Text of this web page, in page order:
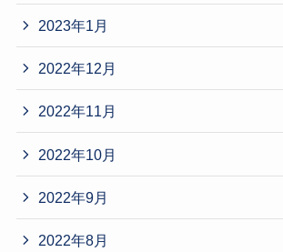
2023年1月
2022年12月
2022年11月
2022年10月
2022年9月
2022年8月